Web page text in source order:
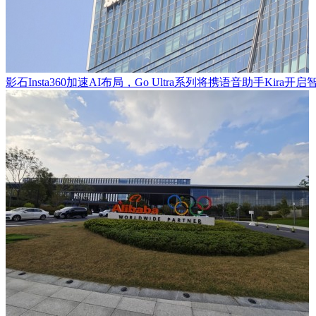
影石Insta360加速AI布局，Go Ultra系列将携语音助手Kira开启